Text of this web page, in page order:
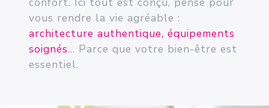
vous rendre la vie agréable :
architecture authentique, équipements
soignés... Parce que votre bien-être est
essentiel.